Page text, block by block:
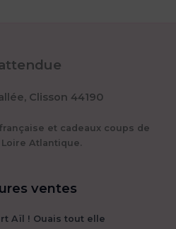
Clisson 44190
et cadeaux coups de
Atlantique.
ventes
Aïl ! Ouais tout elle